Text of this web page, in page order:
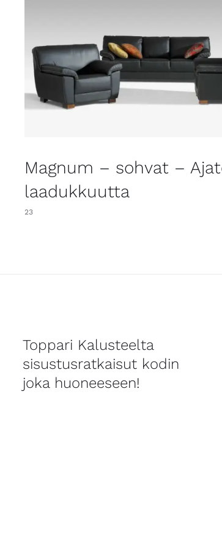
Magnum – sohvat –
laadukkuutta
23
Toppari Kalusteelta
sisustusratkaisut kodin
joka huoneeseen!